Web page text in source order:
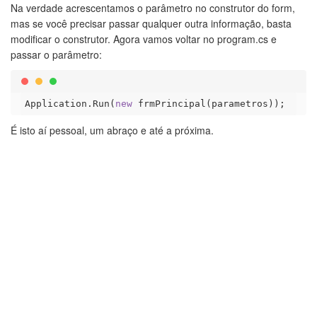
Na verdade acrescentamos o parâmetro no construtor do form,
mas se você precisar passar qualquer outra informação, basta
modificar o construtor. Agora vamos voltar no program.cs e
passar o parâmetro:
Application.Run( new
É isto aí pessoal, um abraço e até a próxima.